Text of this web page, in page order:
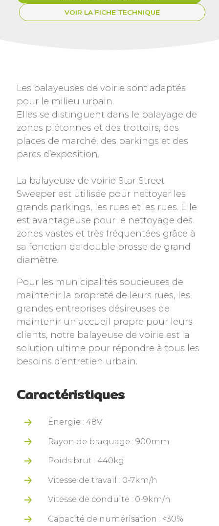
VOIR LA FICHE TECHNIQUE
Les balayeuses de voirie sont adaptés
pour le milieu urbain.
Elles se distinguent dans le balayage de
zones piétonnes et des trottoirs, des
places de marché, des parkings et des
parcs d’exposition.
La balayeuse de voirie Star Street
Sweeper est utilisée pour nettoyer les
grands parkings, les rues et les rues. Elle
est avantageuse pour le nettoyage des
zones vastes et très fréquentées grâce à
sa fonction de double brosse de grand
diamètre.
Pour les municipalités soucieuses de
maintenir la propreté de leurs rues, les
grandes entreprises désireuses de
maintenir un accueil propre pour leurs
clients, notre balayeuse de voirie est la
solution ultime pour répondre à tous les
besoins d’entretien urbain.
Caractéristiques
Énergie : 48V
Rayon de braquage : 900mm
Poids brut : 440kg
Vitesse de travail : 0-7km/h
Vitesse de conduite : 0-9km/h
Capacité de numérisation : <30%